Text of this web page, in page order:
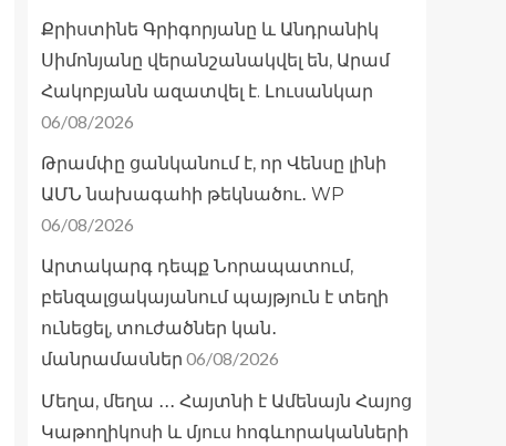
Քրիստինե Գրիգորյանը և Անդրանիկ
Սիմոնյանը վերանշանակվել են, Արամ
Հակոբյանն ազատվել է. Լուսանկար
06/08/2026
Թրամփը ցանկանում է, որ Վենսը լինի
ԱՄՆ նախագահի թեկնածու․ WP
06/08/2026
Արտակարգ դեպք Նորապատում,
բենզալցակայանում պայթյուն է տեղի
ունեցել, տուժածներ կան․
մանրամասներ 06/08/2026
Մեղա, մեղա ․․․ Հայտնի է Ամենայն Հայոց
Կաթողիկոսի և մյուս հոգևորականների